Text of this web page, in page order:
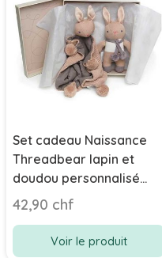
Set cadeau Naissance
Threadbear lapin et
doudou personnalisé
taupe
42,90 chf
Voir le produit